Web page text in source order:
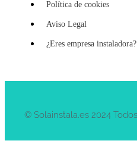
Política de cookies
Aviso Legal
¿Eres empresa instaladora?
© Solainstala.es 2024